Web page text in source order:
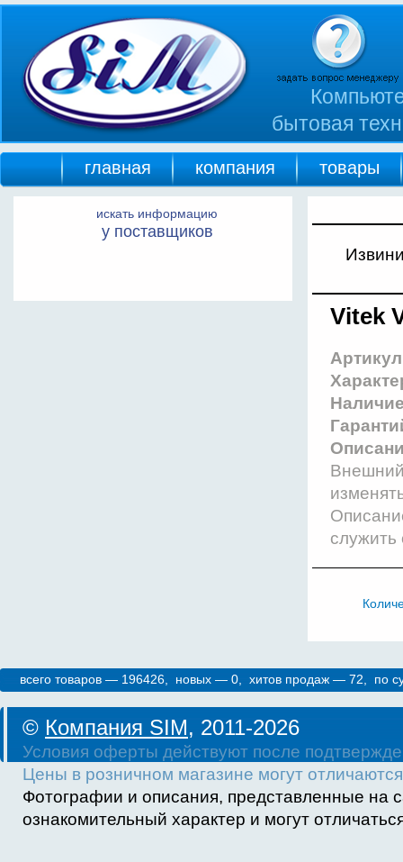
бытовая
главная компания товары
искать информацию
у поставщиков
Vitek
Артикул
Внешний
всего товаров — 196426, новых — 0, хитов продаж — 72, по
© Компания SIM, 2011-2026
Условия оферты действуют после
Цены в розничном магазине могут
Фотографии и описания, представленные на
ознакомительный характер и могут